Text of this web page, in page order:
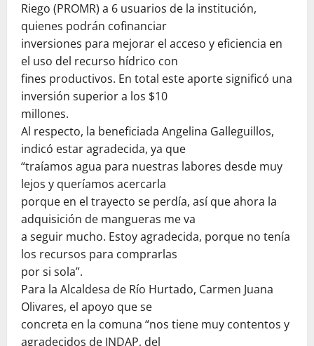
Riego (PROMR) a 6 usuarios de la institución,
quienes podrán cofinanciar
inversiones para mejorar el acceso y eficiencia en
el uso del recurso hídrico con
fines productivos. En total este aporte significó una
inversión superior a los $10
millones.
Al respecto, la beneficiada Angelina Galleguillos,
indicó estar agradecida, ya que
“traíamos agua para nuestras labores desde muy
lejos y queríamos acercarla
porque en el trayecto se perdía, así que ahora la
adquisición de mangueras me va
a seguir mucho. Estoy agradecida, porque no tenía
los recursos para comprarlas
por si sola”.
Para la Alcaldesa de Río Hurtado, Carmen Juana
Olivares, el apoyo que se
concreta en la comuna “nos tiene muy contentos y
agradecidos de INDAP, del